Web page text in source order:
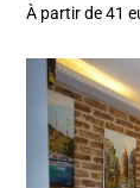
À partir de 41